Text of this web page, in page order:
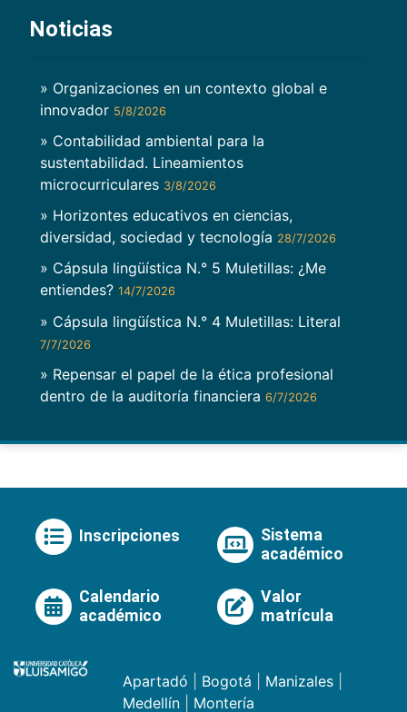
Noticias
» Organizaciones en un contexto global e
innovador 5/8/2026
» Contabilidad ambiental para la
sustentabilidad. Lineamientos
microcurriculares 3/8/2026
» Horizontes educativos en ciencias,
diversidad, sociedad y tecnología 28/7/2026
» Cápsula lingüística N.° 5 Muletillas: ¿Me
entiendes? 14/7/2026
» Cápsula lingüística N.° 4 Muletillas: Literal
7/7/2026
» Repensar el papel de la ética profesional
dentro de la auditoría financiera 6/7/2026
Inscripciones
Sistema
académico
Calendario
académico
Valor
matrícula
Apartadó Bogotá Manizales
Medellín
Montería